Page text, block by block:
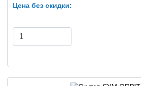
Цена без скидки: